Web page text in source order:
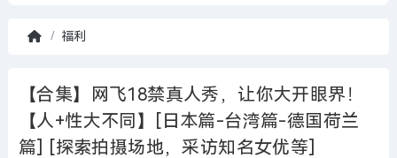
页
福利
【合集】网飞18禁真人秀，让你大开眼界！
【人+性大不同】[日本篇-台湾篇-德国荷兰
篇] [探索拍摄场地，采访知名女优等]